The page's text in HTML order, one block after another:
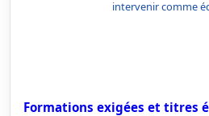
Formations exigées et titres